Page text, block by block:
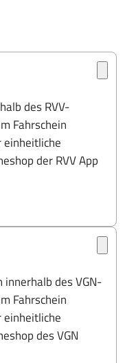
des RVV-
Fahrschein
einheitliche
der RVV App
des VGN-
Fahrschein
einheitliche
des VGN